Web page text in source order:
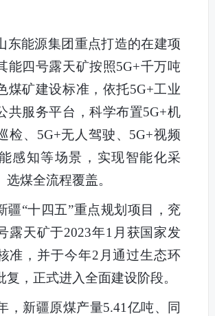
能源集团重点打造的在建项
能四号露天矿按照5G+千万吨
煤矿建设标准，依托5G+工业
共服务平台，科学布置5G+机
检、5G+无人驾驶、5G+视频
感知等场景，实现智能化采
选煤全流程覆盖。
“十四五”重点规划项目，兖
露天矿于2023年1月获国家发
准，并于今年2月通过生态环
复，正式进入全面建设阶段。
新疆原煤产量5.41亿吨、同